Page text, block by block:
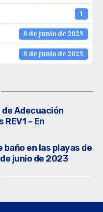
1
8 de junio de 2023
8 de junio de 2023
Adecuación
– En
baño en las playas de
junio de 2023